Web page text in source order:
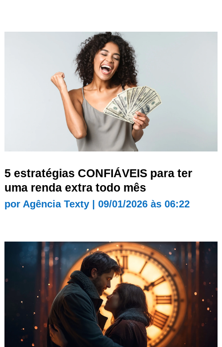
5 estratégias CONFIÁVEIS para ter
uma renda extra todo mês
por Agência Texty| 09/01/2026 às 06:22